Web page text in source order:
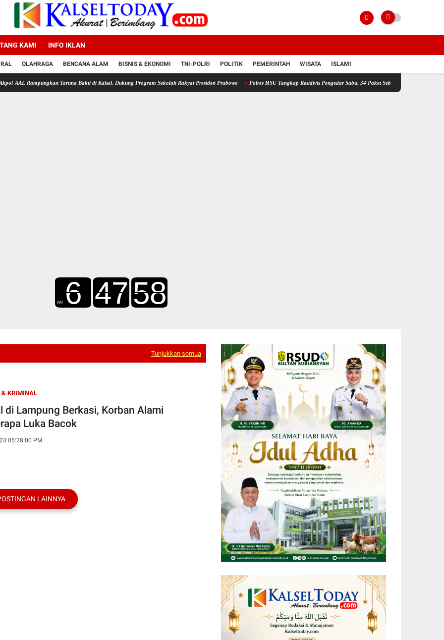
KAMI INFO IKLAN
OLAHRAGA BENCANA ALAM BISNIS & EKONOMI TNI-POLRI POLITIK PEMERINTAH WISATA ISLAMI
Rampungkan Taruna Bakti di Kalsel, Dukung Program Sekolah Rakyat Presiden Prabowo Polres HSU Tangkap Residivis Pengedar Sabu, 34 Paket Seberat 6,38 Gram Disita
Tunjukkan semua
& KRIMINAL
di Lampung Berkasi, Korban Alami
Luka Bacok
05:28:00 PM
LAINNYA